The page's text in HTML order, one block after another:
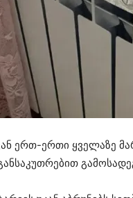
ერთ-ერთი ყველაზე